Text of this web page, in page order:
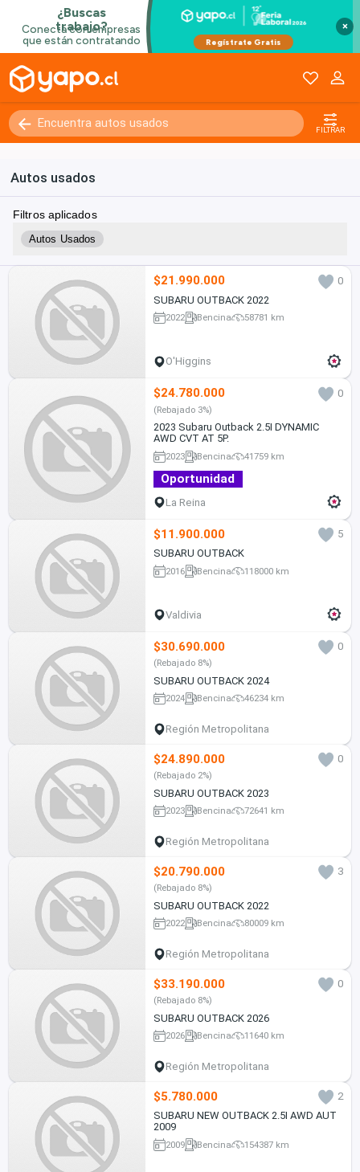
×
FILTRAR
Autos usados
Filtros aplicados
Autos Usados
$21.990.000
0
SUBARU OUTBACK 2022
2022 Bencina 58781 km
O'Higgins
$24.780.000 0
(Rebajado 3%)
2023 Subaru Outback 2.5I DYNAMIC
AWD CVT AT 5P.
2023 Bencina 41759 km
Oportunidad
La Reina
$11.900.000
5
SUBARU OUTBACK
2016 Bencina 118000 km
Valdivia
$30.690.000 0
(Rebajado 8%)
SUBARU OUTBACK 2024
2024 Bencina 46234 km
Región Metropolitana
$24.890.000 0
(Rebajado 2%)
SUBARU OUTBACK 2023
2023 Bencina 72641 km
Región Metropolitana
$20.790.000 3
(Rebajado 8%)
SUBARU OUTBACK 2022
2022 Bencina 80009 km
Región Metropolitana
$33.190.000 0
(Rebajado 8%)
SUBARU OUTBACK 2026
2026 Bencina 11640 km
Región Metropolitana
$5.780.000
2
SUBARU NEW OUTBACK 2.5I AWD AUT
2009
2009 Bencina 154387 km